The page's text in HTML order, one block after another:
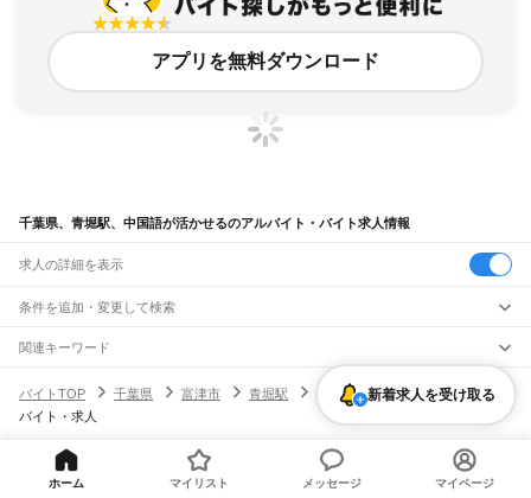
アプリを無料ダウンロード
千葉県、青堀駅、中国語が活かせるのアルバイト・バイト求人情報
求人の詳細を表示
条件を追加・変更して検索
市区町村を追加・変更
千葉県すべて
千葉市
銚子市 館山市 野田市 佐倉市東金市
旭市習志野市 勝浦市市原市 八千代市我孫子市 鎌ケ谷市
駅を追加・変更
南流山駅
東松戸駅 船橋法典駅
JR中央・総武線
職種を追加・変更
飲食・フードサービス
飲食・フードサービス
すべて
特徴を追加・変更
関連キーワード
ガチャガチャ
バイトTOP
千葉県 富津市 青堀駅
中国語が活かせるのアルバイト・
バイト・求人
新着求人を受け取る
ヘルプ・お問い合わせ サイトマップ 利用規約・プライバシーポリシー
ホーム マイリスト メッセージ マイページ